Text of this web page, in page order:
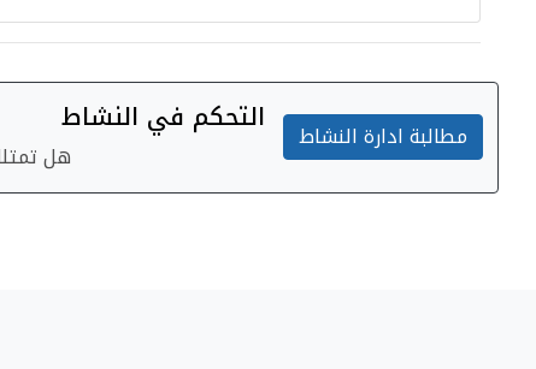
التحكم في النشاط
هل
مطالبة ادارة النشاط